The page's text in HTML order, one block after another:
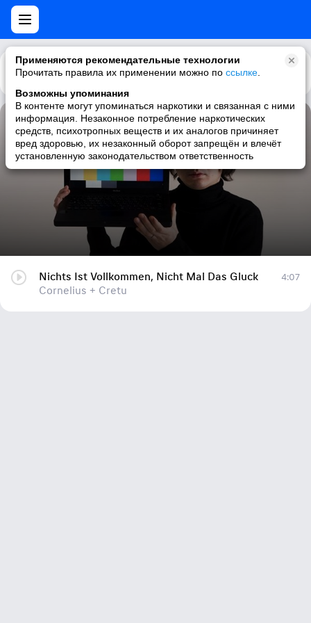
Применяются рекомендательные технологии
Прочитать правила их применении можно по ссылке
Возможны упоминания
В контенте могут упоминаться наркотики и связанная с ними
информация. Незаконное потребление наркотических
средств, психотропных веществ и их аналогов причиняет
вред здоровью, их незаконный оборот запрещён и влечёт
установленную законодательством ответственность
Каталог Рекомендации
Cornelius + Cretu
Nichts Ist Vollkommen, Nicht Mal Das Gluck
Cornelius + Cretu
4:07